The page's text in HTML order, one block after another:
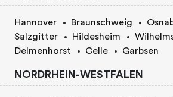
Hannover Braunschweig
Salzgitter
Hildesheim
Delmenhorst
Celle Garbsen
NORDRHEIN-WESTFALEN